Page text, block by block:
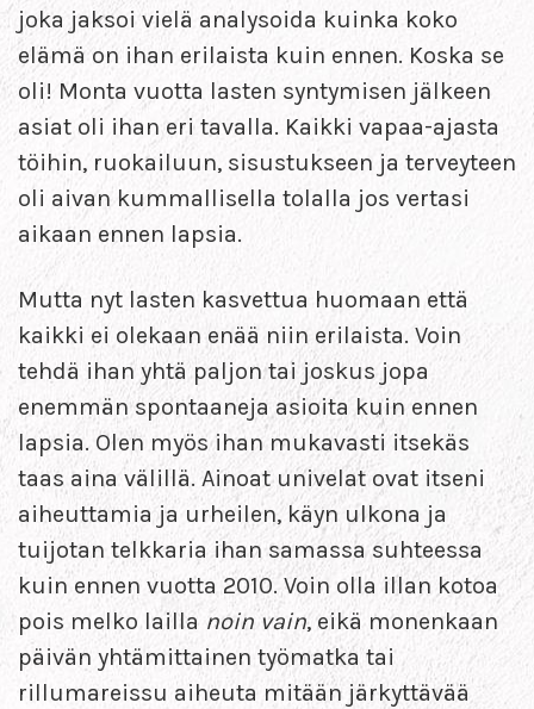
joka jaksoi vielä analysoida kuinka koko
elämä on ihan erilaista kuin ennen. Koska se
oli! Monta vuotta lasten syntymisen jälkeen
asiat oli ihan eri tavalla. Kaikki vapaa-ajasta
töihin, ruokailuun, sisustukseen ja terveyteen
oli aivan kummallisella tolalla jos vertasi
aikaan ennen lapsia.
Mutta nyt lasten kasvettua huomaan että
kaikki ei olekaan enää niin erilaista. Voin
tehdä ihan yhtä paljon tai joskus jopa
enemmän spontaaneja asioita kuin ennen
lapsia. Olen myös ihan mukavasti itsekäs
taas aina välillä. Ainoat univelat ovat itseni
aiheuttamia ja urheilen, käyn ulkona ja
tuijotan telkkaria ihan samassa suhteessa
kuin ennen vuotta 2010. Voin olla illan kotoa
pois melko lailla noin vain, eikä monenkaan
päivän yhtämittainen työmatka tai
rillumareissu aiheuta mitään järkyttävää